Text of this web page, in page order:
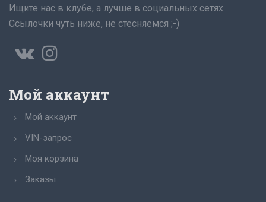
Ищите нас в клубе, а лучше в социальных сетях.
Ссылочки чуть ниже, не стесняемся ;-)
Мой аккаунт
Мой аккаунт
VIN-запрос
Моя корзина
Заказы